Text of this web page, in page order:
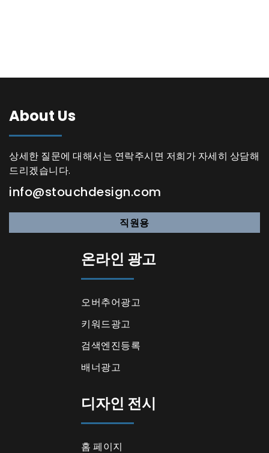
About Us
상세한 질문에 대해서는 연락주시면 저희가 자세히 상담해
드리겠습니다.
info@stouchdesign.com
직원용
온라인 광고
오버추어광고
키워드광고
검색엔진등록
배너광고
디자인 전시
홈 페이지